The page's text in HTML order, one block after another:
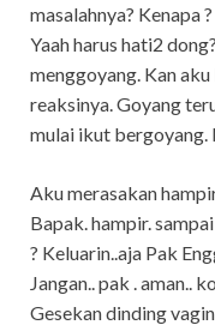
masalahnya? Kenapa
Yaah harus hati2
menggoyang. Kan
reaksinya. Goyang
mulai ikut bergoyang.
Aku merasakan
Bapak. hampir.
? Keluarin..aja Pak
Jangan.. pak . aman..
Gesekan dinding